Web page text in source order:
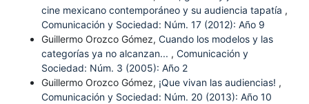
cine mexicano contemporáneo y su audiencia tapatía ,
Comunicación y Sociedad: Núm. 17 (2012): Año 9
Guillermo Orozco Gómez, Cuando los modelos y las
categorías ya no alcanzan... , Comunicación y
Sociedad: Núm. 3 (2005): Año 2
Guillermo Orozco Gómez, ¡Que vivan las audiencias! ,
Comunicación y Sociedad: Núm. 20 (2013): Año 10